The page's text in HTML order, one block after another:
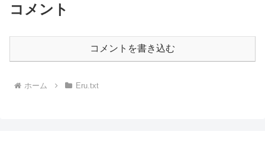
コメント
コメントを書き込む
ホーム Eru.txt